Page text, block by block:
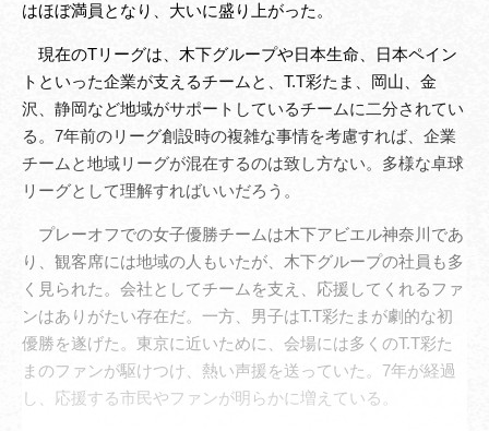
はほぼ満員となり、大いに盛り上がった。
現在のTリーグは、木下グループや日本生命、日本ペイン
トといった企業が支えるチームと、T.T彩たま、岡山、金
沢、静岡など地域がサポートしているチームに二分されてい
る。7年前のリーグ創設時の複雑な事情を考慮すれば、企業
チームと地域リーグが混在するのは致し方ない。多様な卓球
リーグとして理解すればいいだろう。
プレーオフでの女子優勝チームは木下アビエル神奈川であ
り、観客席には地域の人もいたが、木下グループの社員も多
く見られた。会社としてチームを支え、応援してくれるファ
ンはありがたい存在だ。一方、男子はT.T彩たまが劇的な初
優勝を遂げた。東京に近いために、会場には多くのT.T彩た
まのファンが駆けつけ、熱い声援を送っていた。7年が経過
し、応援する市民やファンが明らかに増えている。